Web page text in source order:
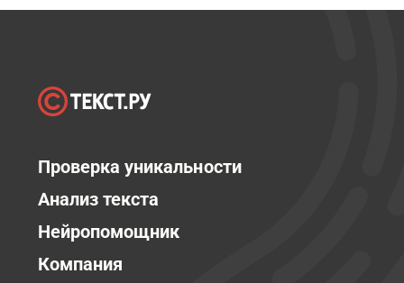
Проверка уникальности
Анализ текста
Нейропомощник
Компания